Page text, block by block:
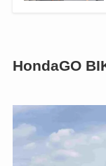
HondaGO